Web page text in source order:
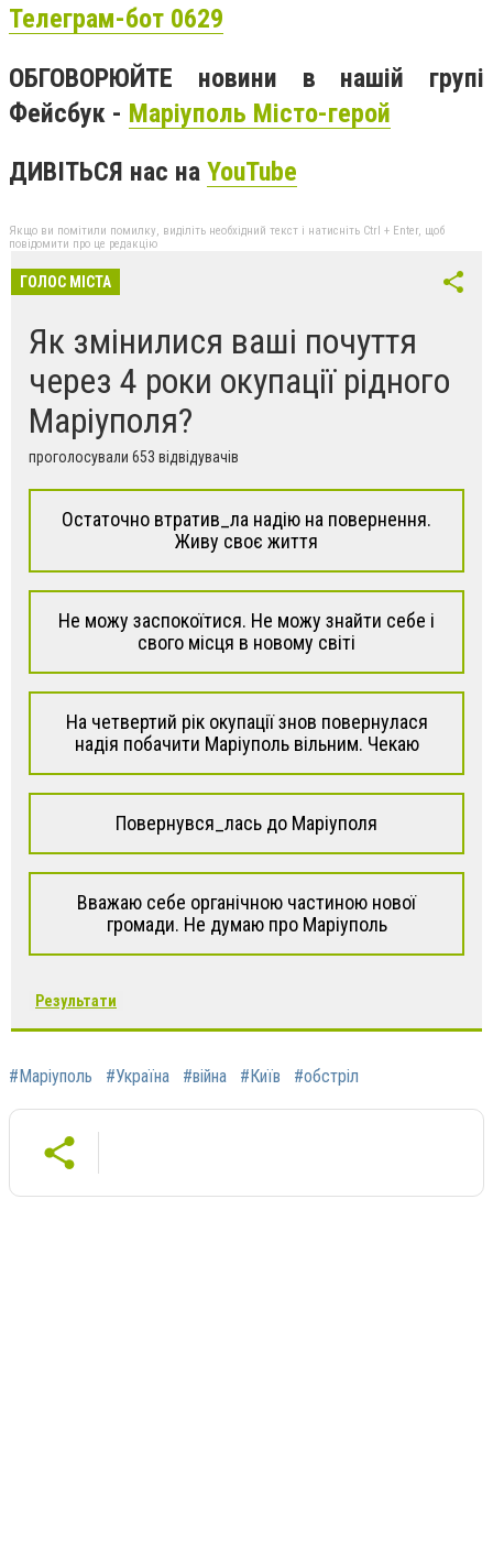
Телеграм-бот 0629
ОБГОВОРЮЙТЕ новини в нашій групі
Фейсбук - Маріуполь Місто-герой
ДИВІТЬСЯ нас на YouTube
Якщо ви помітили помилку, виділіть необхідний текст і натисніть Ctrl + Enter, щоб
повідомити про це редакцію
ГОЛОС МІСТА
Як змінилися ваші почуття
через 4 роки окупації рідного
Маріуполя?
проголосували 653 відвідувачів
Остаточно втратив_ла надію на повернення.
Живу своє життя
Не можу заспокоїтися. Не можу знайти себе і
свого місця в новому світі
На четвертий рік окупації знов повернулася
надія побачити Маріуполь вільним. Чекаю
Повернувся_лась до Маріуполя
Вважаю себе органічною частиною нової
громади. Не думаю про Маріуполь
Результати
#Маріуполь #Україна #війна #Київ #обстріл